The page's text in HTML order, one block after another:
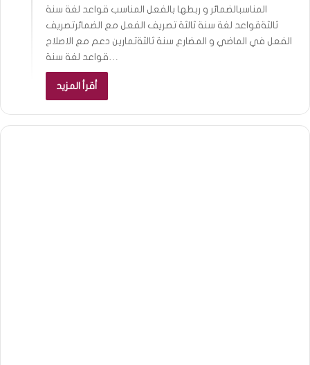
المناسبالضمائر و ربطها بالفعل المناسب قواعد لغة سنة
ثالثةقواعد لغة سنة ثالثة تصريف الفعل مع الضمائرتصريف
الفعل في الماضي و المضارع سنة ثالثةتمارين دعم مع الاصلاح
قواعد لغة سنة…
أقرأ المزيد